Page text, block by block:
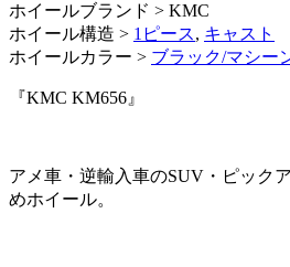
ホイールブランド > KMC
ホイール構造 > 1ピース, キャスト
ホイールカラー > ブラック/マシー
『KMC KM656』
アメ車・逆輸入車のSUV・ピック
めホイール。